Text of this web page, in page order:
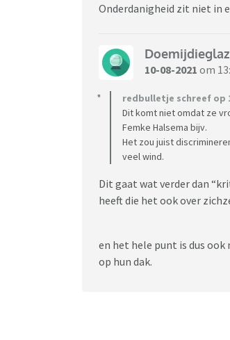
Onderdanigheid zit niet in
10-08-2021 om
redbulletje schreef op
Dit komt niet omdat ze
Femke Halsema bijv.
Het zou juist
veel wind.
Dit gaat wat verder dan
heeft die het ook over
en het hele punt is dus
op hun dak.